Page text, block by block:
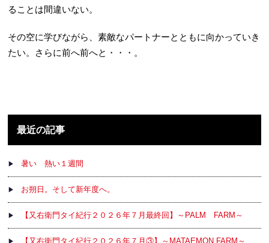
ることは間違いない。
その空に学びながら、素敵なパートナーとともに向かっていき
たい。さらに前へ前へと・・・。
最近の記事
暑い 熱い１週間
お朔日。そして新年度へ。
【又右衛門タイ紀行２０２６年７月最終回】～PALM FARM～
【又右衛門タイ紀行２０２６年７月③】～MATAEMON FARM～